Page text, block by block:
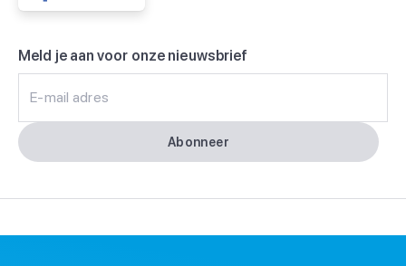
Meld je aan voor onze nieuwsbrief
E-mail adres
Abonneer